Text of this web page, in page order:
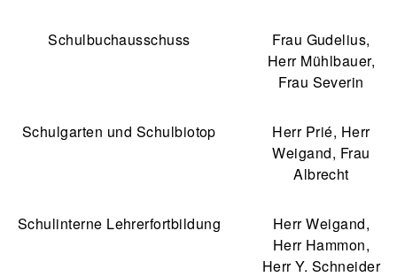
Schulbuchausschuss
Frau Gudelius,
Herr Mühlbauer,
Frau Severin
Schulgarten und Schulbiotop
Herr Prié, Herr
Weigand, Frau
Albrecht
Schulinterne Lehrerfortbildung
Herr Weigand,
Herr Hammon,
Herr Y. Schneider